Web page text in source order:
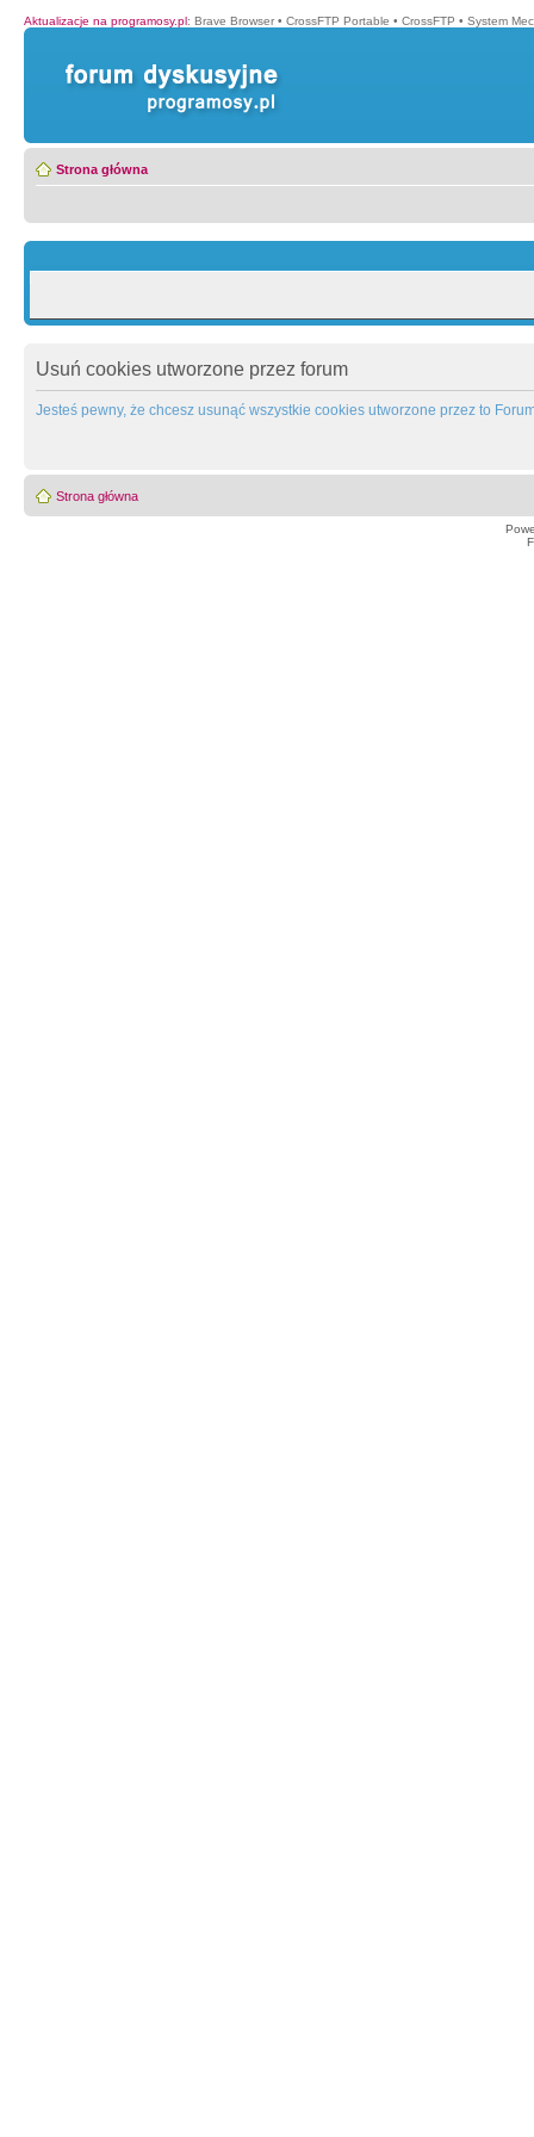
Aktualizacje na programosy.pl: Brave Browser • CrossFTP Portable • CrossFTP • System
Strona główna
Usuń cookies utworzone przez forum
Jesteś pewny, że chcesz usunąć wszystkie cookies utworzone przez to
Strona główna